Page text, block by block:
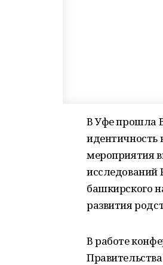
В Уфе прошла
идентичность
мероприятия
башкирского
развития
В работе